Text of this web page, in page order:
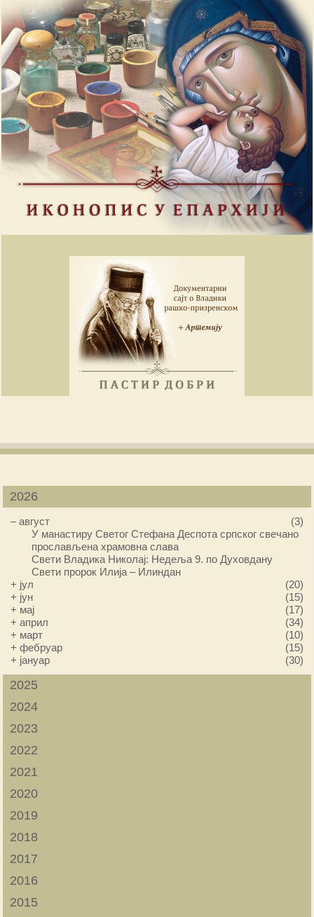
2026
–август
(3)
У манастиру Светог Стефана Деспота српског свечано
прослављена храмовна слава
Свети Владика Николај: Недеља 9. по Духовдану
Свети пророк Илија – Илиндан
+ јул
(20)
+ јун
(15)
+ мај
(17)
+април
(34)
+ март
(10)
+фебруар
(15)
+ јануар (30)
2025
2024
2023
2022
2021
2020
2019
2018
2017
2016
2015